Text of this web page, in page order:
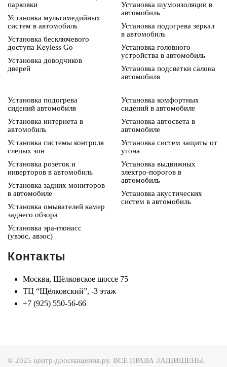
парковки
Установка мультимедийных
систем в автомобиль
Установка бесключевого
доступа Keyless Go
Установка доводчиков
дверей
Установка шумоизоляции в
автомобиль
Установка подогрева зеркал
в автомобиль
Установка головного
устройства в автомобиль
Установка подсветки салона
автомобиля
Установка подогрева
сидений автомобиля
Установка интернета в
автомобиль
Установка системы контроля
слепых зон
Установка розеток и
инверторов в автомобиль
Установка задних мониторов
в автомобиле
Установка омывателей камер
заднего обзора
Установка эра-глонасс
(увэос, авэос)
Установка комфортных
сидений в автомобиле
Установка автосвета в
автомобиле
Установка систем защиты от
угона
Установка выдвижных
электро-порогов в
автомобиль
Установка акустических
систем в автомобиль
Контакты
Москва, Щёлковское шоссе 75
ТЦ “Щёлковский”, -3 этаж
+7 (925) 550-56-66
© 2025 центр-дооснащения.ру. ВСЕ ПРАВА ЗАЩИЩЕНЫ.